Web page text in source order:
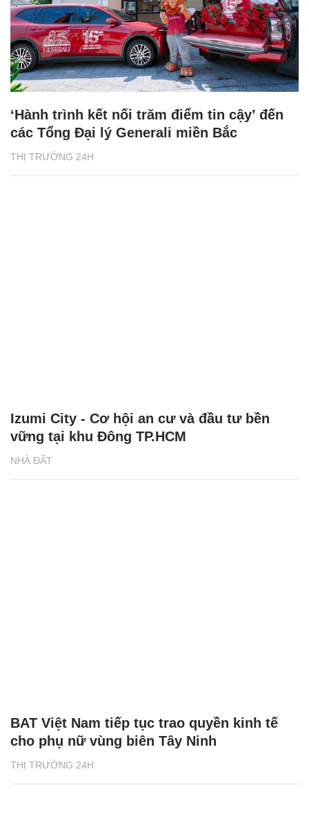
THỊ TRƯỜNG 24H
‘Hành trình kết nối trăm điểm tin cậy’ đến
các Tổng Đại lý Generali miền Bắc
NHÀ ĐẤT
Izumi City - Cơ hội an cư và đầu tư bền
vững tại khu Đông TP.HCM
THỊ TRƯỜNG 24H
BAT Việt Nam tiếp tục trao quyền kinh tế
cho phụ nữ vùng biên Tây Ninh